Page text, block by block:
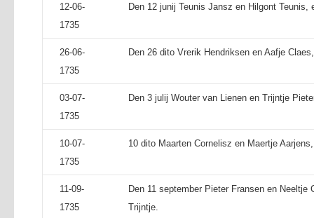
12-06-
1735
Den 12 junij Teunis Jansz en Hilgont Teunis,
26-06-
1735
Den 26 dito Vrerik Hendriksen en Aafje
03-07-
1735
Den 3 julij Wouter van Lienen en Trijntje
10-07-
1735
10 dito Maarten Cornelisz en Maertje
11-09-
1735
Den 11 september Pieter Fransen en Neeltje
Trijntje.